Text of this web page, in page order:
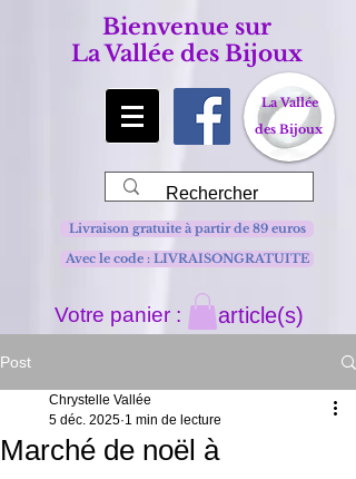
Bienvenue sur
La Vallée des Bijoux
La Vallée
des Bijoux
Avec le code : LIVRAISONGRATUITE
Livraison gratuite à partir de 89 euros
Votre panier : article(s)
Post
Marché de noël à
Chrystelle Vallée
5 déc. 2025 1 min de lecture